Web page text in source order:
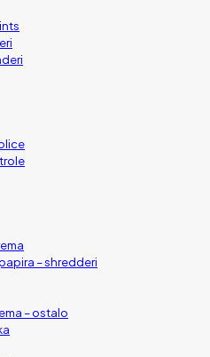
– shredderi
– ostalo